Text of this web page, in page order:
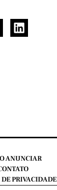
ANUNCIAR
PRIVACIDADE